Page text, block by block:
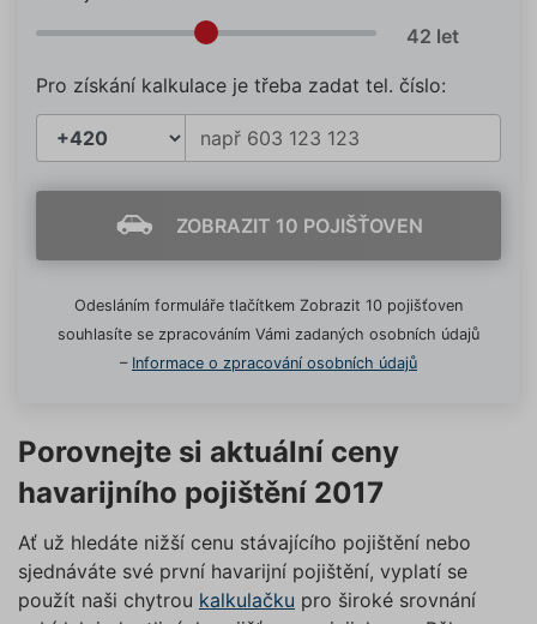
Pro získání kalkulace je třeba zadat tel. číslo:
ZOBRAZIT 10 POJIŠŤOVEN
Odesláním formuláře tlačítkem Zobrazit 10 pojišťoven
souhlasíte se zpracováním Vámi zadaných osobních údajů
– Informace o zpracování osobních údajů
Porovnejte si aktuální ceny
havarijního pojištění 2017
Ať už hledáte nižší cenu stávajícího pojištění nebo
sjednáváte své první havarijní pojištění, vyplatí se
použít naši chytrou kalkulačku pro široké srovnání